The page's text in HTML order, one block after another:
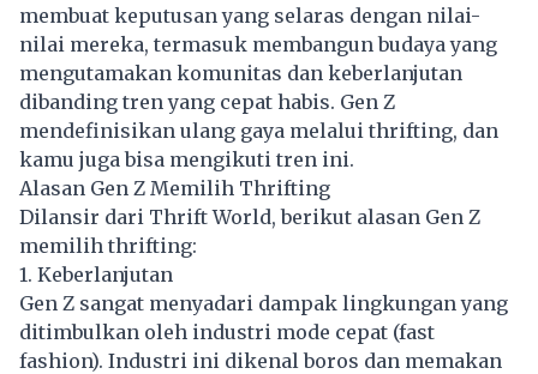
membuat keputusan yang selaras dengan nilai-
nilai mereka, termasuk membangun budaya yang
mengutamakan komunitas dan keberlanjutan
dibanding tren yang cepat habis. Gen Z
mendefinisikan ulang gaya melalui thrifting, dan
kamu juga bisa mengikuti tren ini.
Alasan Gen Z Memilih Thrifting
Dilansir dari Thrift World, berikut alasan Gen Z
memilih thrifting:
1. Keberlanjutan
Gen Z sangat menyadari dampak lingkungan yang
ditimbulkan oleh industri mode cepat (fast
fashion). Industri ini dikenal boros dan memakan